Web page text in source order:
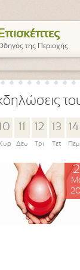
Επισκέπτες
της Περιοχής
10
Κυρ Δευ
12
Τρι
13
Τετ
14
Πεμ